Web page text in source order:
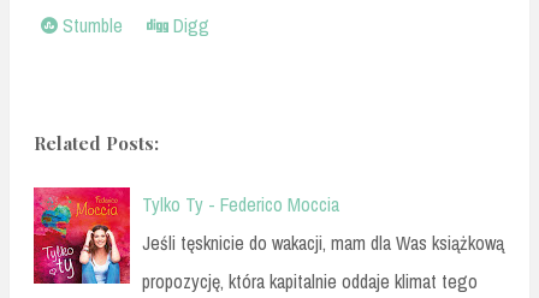
Stumble Digg
Related Posts:
Tylko Ty - Federico Moccia
Jeśli tęsknicie do wakacji, mam dla Was książkową
propozycję, która kapitalnie oddaje klimat tego